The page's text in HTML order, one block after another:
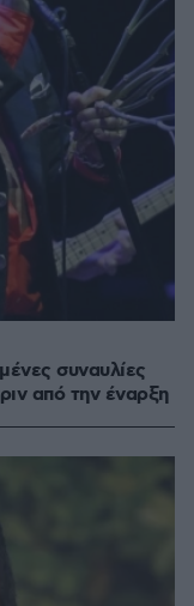
συναυλίες
από την έναρξη